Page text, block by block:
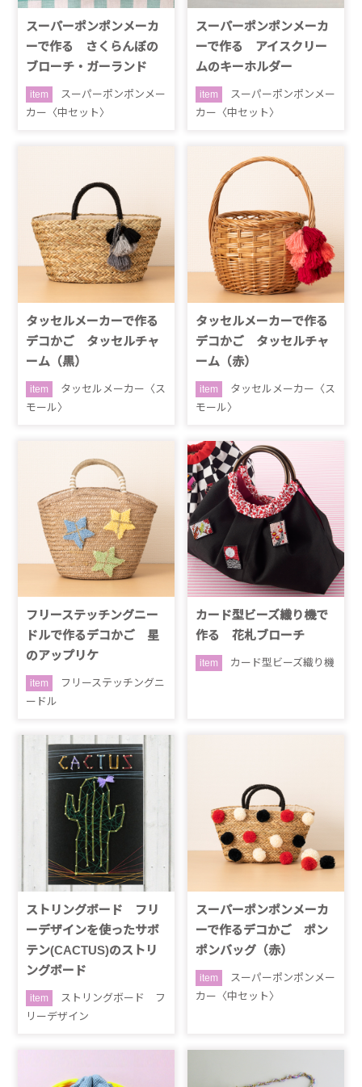
スーパーポンポンメーカ
ーで作る さくらんぼの
ブローチ・ガーランド
item
スーパーポンポンメー
カー〈中セット〉
スーパーポンポンメーカ
ーで作る アイスクリー
ムのキーホルダー
item
スーパーポンポンメー
カー〈中セット〉
タッセルメーカーで作る
デコかご タッセルチャ
ーム（黒）
item
タッセルメーカー〈ス
モール〉
タッセルメーカーで作る
デコかご タッセルチャ
ーム（赤）
item
タッセルメーカー〈ス
モール〉
フリーステッチングニー
ドルで作るデコかご 星
のアップリケ
item
フリーステッチングニ
ードル
カード型ビーズ織り機で
作る 花札ブローチ
item カード型ビーズ織り機
ストリングボード フリ
ーデザインを使ったサボ
テン(CACTUS)のストリ
ングボード
item
ストリングボード フ
リーデザイン
スーパーポンポンメーカ
ーで作るデコかご ポン
ポンバッグ（赤）
item
スーパーポンポンメー
カー〈中セット〉